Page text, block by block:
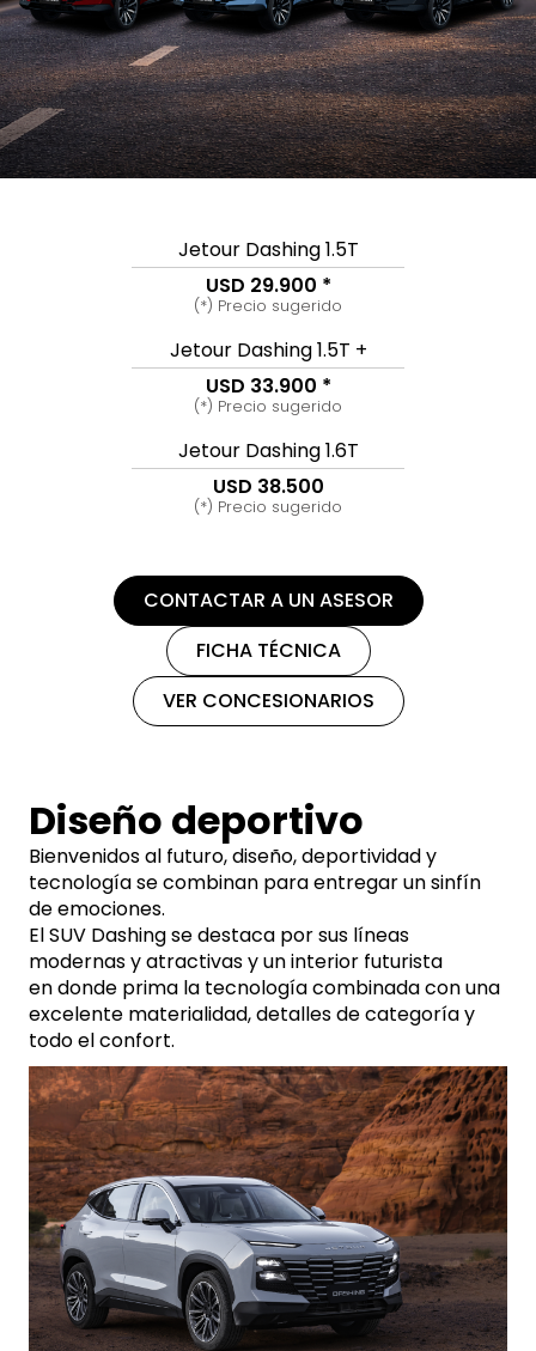
Jetour Dashing 1.5T
USD 29.900 *
(*) Precio sugerido
Jetour Dashing 1.5T +
USD 33.900 *
(*) Precio sugerido
Jetour Dashing 1.6T
USD 38.500
(*) Precio sugerido
CONTACTAR A UN ASESOR
FICHA TÉCNICA
VER CONCESIONARIOS
Diseño deportivo
Bienvenidos al futuro, diseño, deportividad y
tecnología se combinan para entregar un sinfín
de emociones.
El SUV Dashing se destaca por sus líneas
modernas y atractivas y un interior futurista
en donde prima la tecnología combinada con una
excelente materialidad, detalles de categoría y
todo el confort.